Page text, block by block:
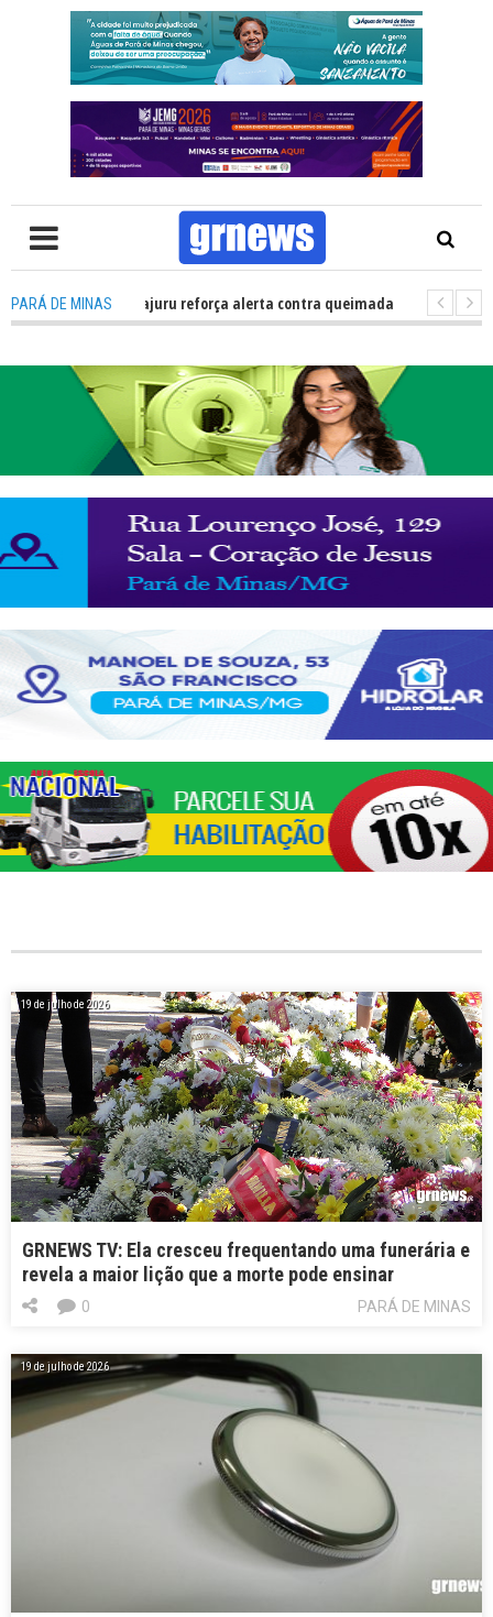
PARÁ DE MINAS
Carmo do Cajuru reforça alerta contra queimadas, baixa umidade e
19 de julho de 2026
GRNEWS TV: Ela cresceu frequentando uma funerária e
revela a maior lição que a morte pode ensinar
PARÁ DE MINAS
0
19 de julho de 2026